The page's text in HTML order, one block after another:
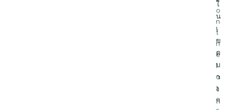
ใ
น
เ
ข
ต
บ
า
ง
ก
o
n
t
h
e
l
a
t
e